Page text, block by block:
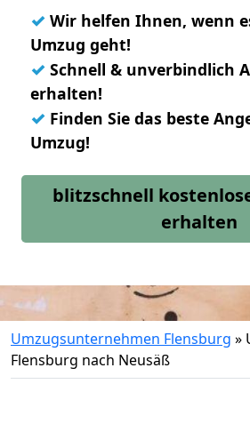
✓ Wir helfen Ihnen, wenn
Umzug geht!
✓ Schnell & unverbindlich
erhalten!
✓ Finden Sie das beste
Umzug!
blitzschnell
erhalten
Umzugsunternehmen Flensburg »
Flensburg nach Neusäß